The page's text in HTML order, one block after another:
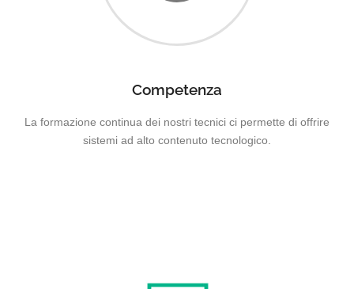
Competenza
La formazione continua dei nostri tecnici ci permette di offrire
sistemi ad alto contenuto tecnologico.